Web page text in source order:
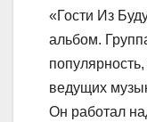
«Гости Из
альбом.
ведущих
Он работал